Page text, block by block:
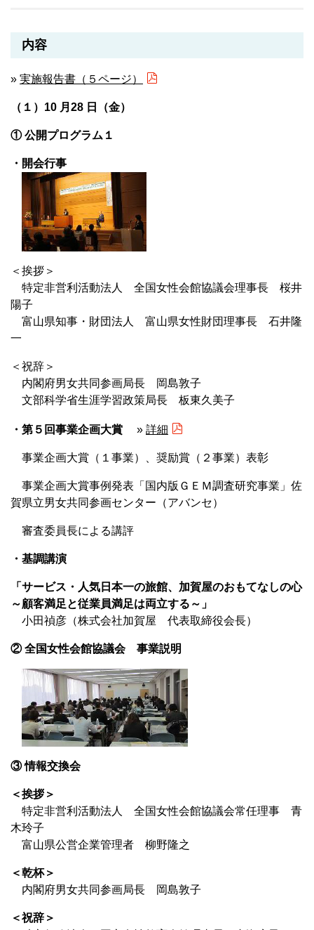
内容
» 実施報告書（５ページ）
（１）10 月28 日（金）
① 公開プログラム１
・開会行事
＜挨拶＞
特定非営利活動法人 全国女性会館協議会理事長 桜井
陽子
富山県知事・財団法人 富山県女性財団理事長 石井隆
一
＜祝辞＞
内閣府男女共同参画局長 岡島敦子
文部科学省生涯学習政策局長 板東久美子
・第５回事業企画大賞 » 詳細
事業企画大賞（１事業）、奨励賞（２事業）表彰
事業企画大賞事例発表「国内版ＧＥＭ調査研究事業」佐
賀県立男女共同参画センター（アバンセ）
審査委員長による講評
・基調講演
「サービス・人気日本一の旅館、加賀屋のおもてなしの心
～顧客満足と従業員満足は両立する～」
小田禎彦（株式会社加賀屋 代表取締役会長）
② 全国女性会館協議会 事業説明
③ 情報交換会
＜挨拶＞
特定非営利活動法人 全国女性会館協議会常任理事 青
木玲子
富山県公営企業管理者 柳野隆之
＜乾杯＞
内閣府男女共同参画局長 岡島敦子
＜祝辞＞